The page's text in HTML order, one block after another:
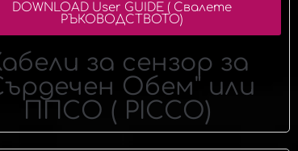
DOWNLOAD User GUIDE ( Свалете
РЪКОВОДСТВОТО)
за сензор за
Обем" или
ППСО ( PICCO)